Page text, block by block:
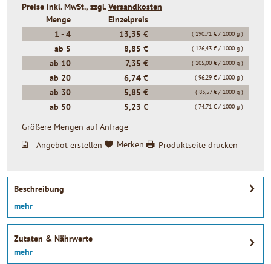
Preise inkl. MwSt., zzgl.Versandkosten
Menge
Einzelpreis
1 -4 13,35 € ( 190,71 € / 1000 g )
ab 5 8,85 € ( 126,43 € / 1000 g )
ab 10 7,35 € ( 105,00 € / 1000 g )
ab 20 6,74 € ( 96,29 € / 1000 g )
ab 30 5,85 € ( 83,57 € / 1000 g )
ab 50 5,23 € ( 74,71 € / 1000 g )
Größere Mengen auf Anfrage
Angebot erstellen
Merken Produktseite drucken
Beschreibung
mehr
Zutaten & Nährwerte
mehr